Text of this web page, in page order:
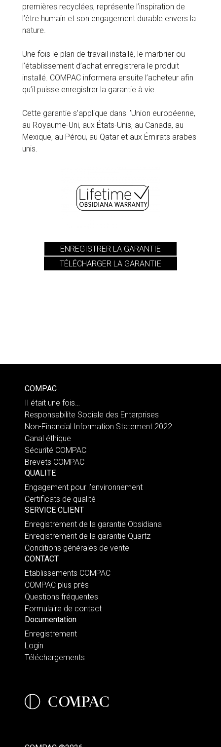
premières recyclées, représente l’inspiration de
l’être humain et son engagement durable envers la
nature.
Une fois le plan de travail installé, le marbrier ou
l’établissement d’achat enregistrera le produit
installé. COMPAC informera ensuite l’acheteur afin
qu’il puisse enregistrer la garantie à vie.
Cette garantie s’applique dans l’Union européenne,
au Royaume-Uni, aux États-Unis, au Canada, au
Mexique, au Pérou, au Qatar et aux Émirats arabes
unis.
ENREGISTRER LA GARANTIE
TÉLÉCHARGER LA GARANTIE
COMPAC
Il était une fois…
Responsabilite Sociale des Enterprises
Non-Financial Information Statement 2022
Canal éthique
Sécurité COMPAC
Brevets COMPAC
QUALITE
Engagement pour l’environnement
Certificats de qualité
SERVICE CLIENT
Enregistrement de la garantie Obsidiana
Enregistrement de la garantie Quartz
Conditions générales de vente
CONTACT
Etablissements COMPAC
COMPAC plus près
Questions fréquentes
Formulaire de contact
Documentation
Enregistrement
Login
Téléchargements